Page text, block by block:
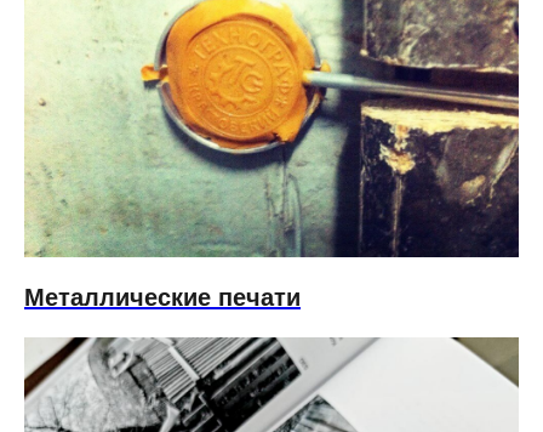
Металлические печати